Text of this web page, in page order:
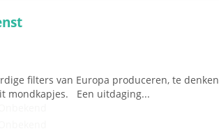
filters van Europa produceren, te denken
mondkapjes. Een uitdaging...